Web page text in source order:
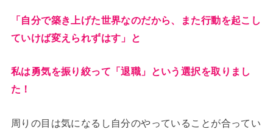
「自分で築き上げた世界なのだから、また行動を起こし
ていけば変えられずはす」と
私は勇気を振り絞って「退職」という選択を取りまし
た！
周りの目は気になるし自分のやっていることが合ってい